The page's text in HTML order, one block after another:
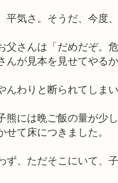
平気さ。そうだ、今度
父さんは「だめだぞ。
んが見本を見せてやるか
んわりと断られてしまい
熊には晩ご飯の量が少
せて床につきました。
ず、ただそこにいて、